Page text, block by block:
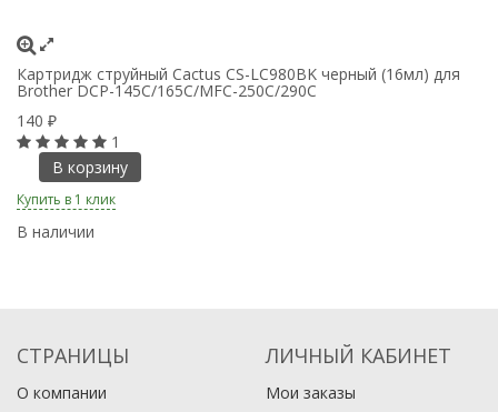
Картридж струйный Cactus CS-LC980BK черный (16мл) для
Brother DCP-145C/165C/MFC-250C/290C
140 ₽
1
В корзину
Купить в 1 клик
В наличии
СТРАНИЦЫ
О компании
ЛИЧНЫЙ КАБИНЕТ
Мои заказы